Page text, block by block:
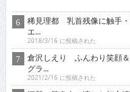
稀見理都 乳首残像に触手
エ...
2018/3/16 に投稿された
倉沢しえり ふんわり笑顔
グラ...
2021/2/16 に投稿された